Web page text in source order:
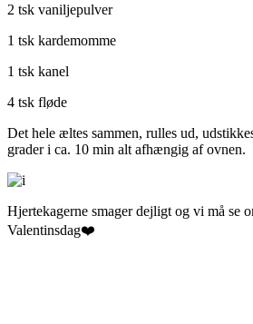
2 tsk vaniljepulver
1 tsk kardemomme
1 tsk kanel
4 tsk fløde
Det hele æltes sammen, rulles ud,
grader i ca. 10 min alt afhængig af ovnen.
Hjertekagerne smager dejligt og vi må se
Valentinsdag❤️